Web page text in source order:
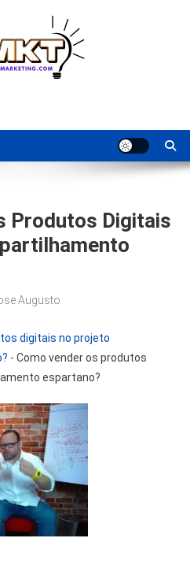
| Vivendo
Produtos Digitais
Augusto
digitais no projeto
- Como vender os produtos
espartano?